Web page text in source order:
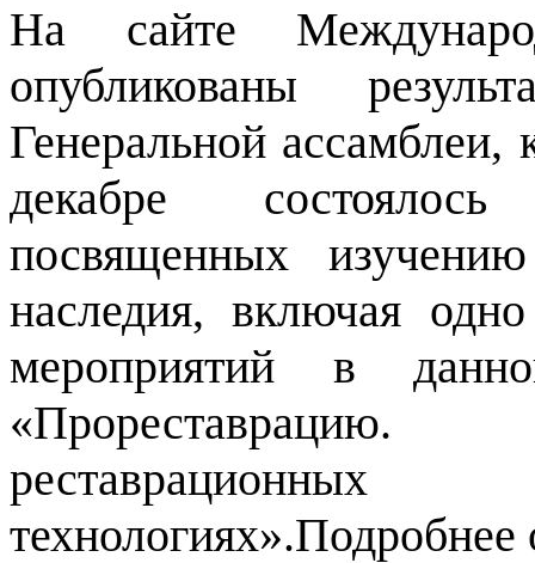
На сайте
опубликованы
Генеральной
декабре
посвященных
наследия, включая
мероприятий в